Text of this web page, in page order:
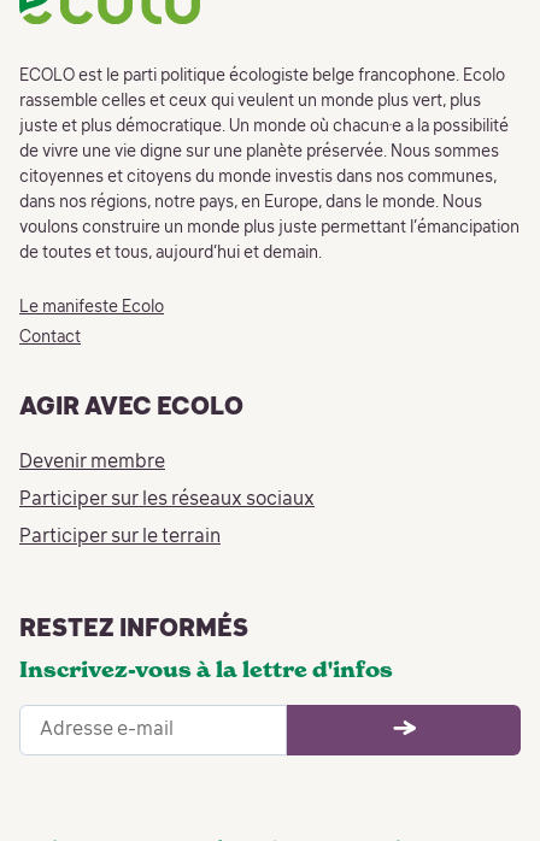
ECOLO est le parti politique écologiste belge francophone. Ecolo
rassemble celles et ceux qui veulent un monde plus vert, plus
juste et plus démocratique. Un monde où chacun·e a la possibilité
de vivre une vie digne sur une planète préservée. Nous sommes
citoyennes et citoyens du monde investis dans nos communes,
dans nos régions, notre pays, en Europe, dans le monde. Nous
voulons construire un monde plus juste permettant l’émancipation
de toutes et tous, aujourd’hui et demain.
Le manifeste Ecolo
Contact
AGIR AVEC ECOLO
Devenir membre
Participer sur les réseaux sociaux
Participer sur le terrain
RESTEZ INFORMÉS
Inscrivez-vous à la lettre d'infos